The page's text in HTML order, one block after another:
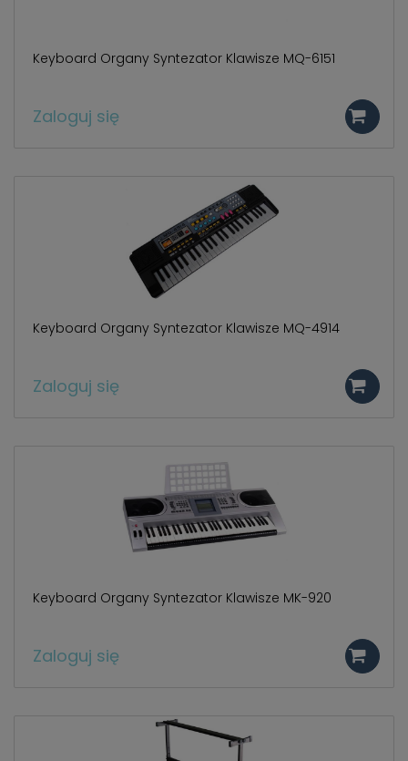
Keyboard Organy Syntezator Klawisze MQ-6151
Zaloguj się
Keyboard Organy Syntezator Klawisze MQ-4914
Zaloguj się
Keyboard Organy Syntezator Klawisze MK-920
Zaloguj się